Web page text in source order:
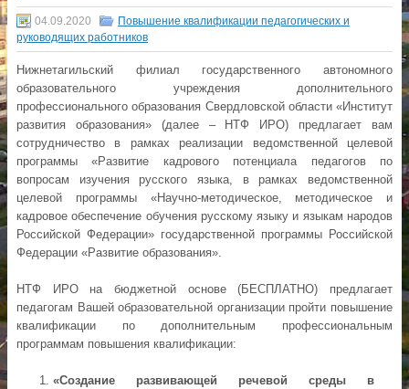
04.09.2020
Повышение квалификации педагогических и
руководящих работников
Нижнетагильский филиал государственного автономного
образовательного учреждения дополнительного
профессионального образования Свердловской области «Институт
развития образования» (далее – НТФ ИРО) предлагает вам
сотрудничество в рамках реализации ведомственной целевой
программы «Развитие кадрового потенциала педагогов по
вопросам изучения русского языка, в рамках ведомственной
целевой программы «Научно-методическое, методическое и
кадровое обеспечение обучения русскому языку и языкам народов
Российской Федерации» государственной программы Российской
Федерации «Развитие образования».
НТФ ИРО на бюджетной основе (БЕСПЛАТНО) предлагает
педагогам Вашей образовательной организации пройти повышение
квалификации по дополнительным профессиональным
программам повышения квалификации:
«Создание развивающей речевой среды в